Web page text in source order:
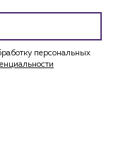
персональных